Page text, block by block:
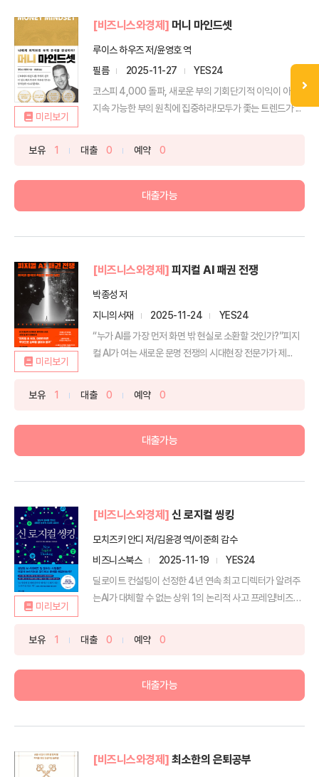
미리보기
[비즈니스와경제] 머니 마인드셋
루이스 하우즈 저/윤영호 역
필름
2025-11-27
YES24
코스피 4,000 돌파, 새로운 부의 기회단기적 이익이 아닌
지속 가능한 부의 원칙에 집중하라!모두가 좇는 트렌드가 ...
보유 1 대출 0 예약 0
대출가능
미리보기
[비즈니스와경제] 피지컬 AI 패권 전쟁
박종성 저
지니의서재
2025-11-24
YES24
“누가 AI를 가장 먼저 화면 밖 현실로 소환할 것인가?”피지
컬 AI가 여는 새로운 문명 전쟁의 시대현장 전문가가 제...
보유 1 대출 0 예약 0
대출가능
미리보기
[비즈니스와경제] 신 로지컬 씽킹
모치즈키 안디 저/김윤경 역/이준희 감수
비즈니스북스
2025-11-19
YES24
딜로이트 컨설팅이 선정한 4년 연속 최고 디렉터가 알려주
는AI가 대체할 수 없는 상위 1의 논리적 사고 프레임!비즈
보유 1 대출 0 예약 0
대출가능
[비즈니스와경제] 최소한의 은퇴공부